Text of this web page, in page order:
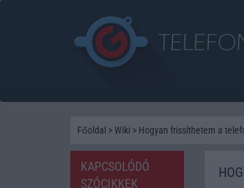
Főoldal >Wiki > Hogyan frissíthetem a
KAPCSOLÓDÓ
SZÓCIKKEK